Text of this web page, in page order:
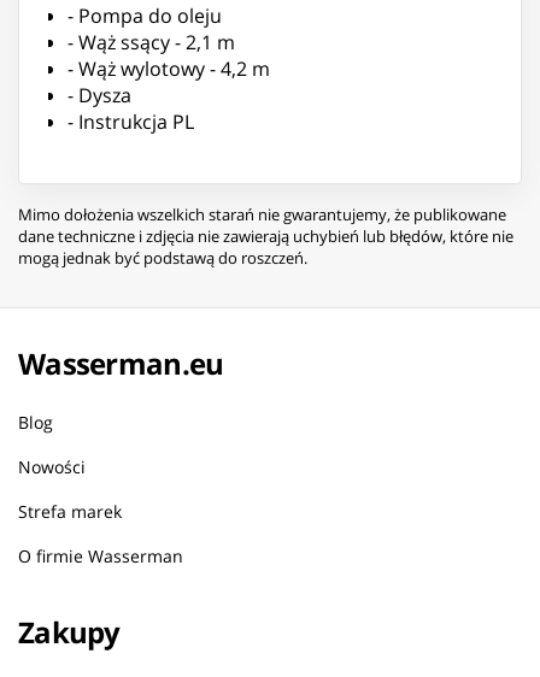
- Pompa do oleju
- Wąż ssący - 2,1 m
- Wąż wylotowy - 4,2 m
- Dysza
- Instrukcja PL
Mimo dołożenia wszelkich starań nie gwarantujemy, że publikowane
dane techniczne i zdjęcia nie zawierają uchybień lub błędów, które nie
mogą jednak być podstawą do roszczeń.
Wasserman.eu
Blog
Nowości
Strefa marek
O firmie Wasserman
Zakupy